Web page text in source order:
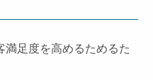
満足度を高めるためるた